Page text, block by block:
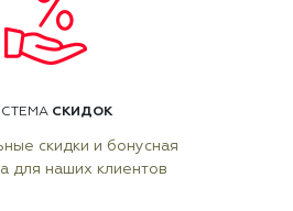
СКИДОК
скидки и бонусная
для наших клиентов